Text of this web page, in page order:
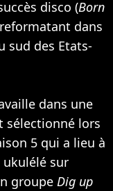
disco (Born
dans
sud des Etats-
dans une
sélectionné lors
5 qui a lieu à
ukulélé sur
groupe Dig up